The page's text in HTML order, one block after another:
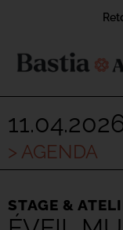
> AGENDA
STAGE &